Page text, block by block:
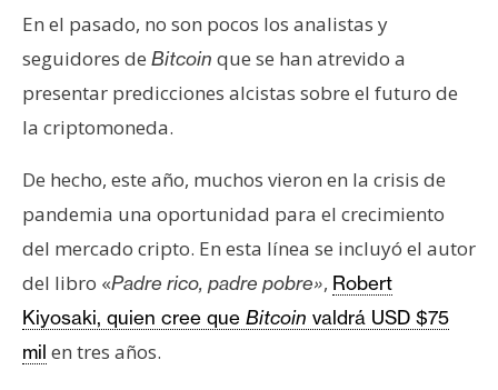
En el pasado, no son pocos los analistas y
seguidores de Bitcoin que se han atrevido a
presentar predicciones alcistas sobre el futuro de
la criptomoneda.
De hecho, este año, muchos vieron en la crisis de
pandemia una oportunidad para el crecimiento
del mercado cripto. En esta línea se incluyó el autor
del libro «Padre rico, padre pobre», Robert
Kiyosaki, quien cree que Bitcoin valdrá USD $75
mil en tres años.